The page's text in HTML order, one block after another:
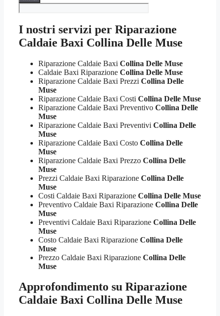
I nostri servizi per Riparazione
Caldaie Baxi Collina Delle Muse
Riparazione Caldaie Baxi Collina Delle Muse
Caldaie Baxi Riparazione Collina Delle Muse
Riparazione Caldaie Baxi Prezzi Collina Delle
Muse
Riparazione Caldaie Baxi Costi Collina Delle Muse
Riparazione Caldaie Baxi Preventivo Collina Delle
Muse
Riparazione Caldaie Baxi Preventivi Collina Delle
Muse
Riparazione Caldaie Baxi Costo Collina Delle
Muse
Riparazione Caldaie Baxi Prezzo Collina Delle
Muse
Prezzi Caldaie Baxi Riparazione Collina Delle
Muse
Costi Caldaie Baxi Riparazione Collina Delle Muse
Preventivo Caldaie Baxi Riparazione Collina Delle
Muse
Preventivi Caldaie Baxi Riparazione Collina Delle
Muse
Costo Caldaie Baxi Riparazione Collina Delle
Muse
Prezzo Caldaie Baxi Riparazione Collina Delle
Muse
Approfondimento su Riparazione
Caldaie Baxi Collina Delle Muse